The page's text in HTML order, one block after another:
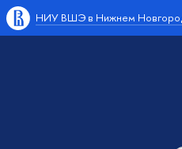
НИУ ВШЭ в Нижнем